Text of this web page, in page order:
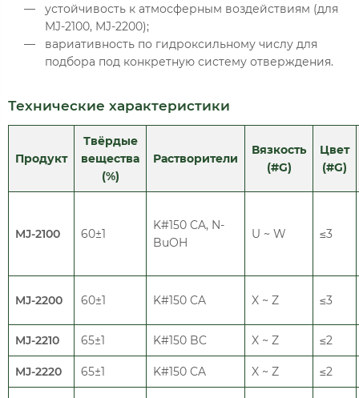
устойчивость к атмосферным воздействиям (для
MJ-2100, MJ-2200);
вариативность по гидроксильному числу для
подбора под конкретную систему отверждения.
Технические характеристики
Продукт
Твёрдые
вещества
(%)
Растворители
Вязкость
(#G)
Цвет
(#G)
MJ-2100 60±1
K#150 CA, N-
BuOH
U ~ W ≤3
MJ-2200 60±1 K#150 CA X ~ Z ≤3
MJ-2210 65±1 K#150 BC X ~ Z ≤2
MJ-2220 65±1 K#150 CA X ~ Z ≤2